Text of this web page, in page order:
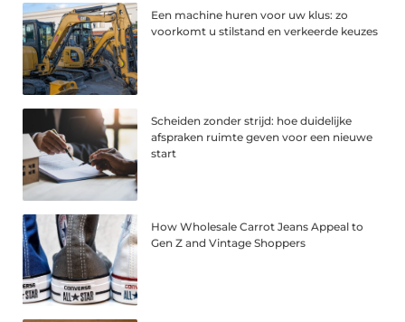
Een machine huren voor uw klus: zo
voorkomt u stilstand en verkeerde keuzes
Scheiden zonder strijd: hoe duidelijke
afspraken ruimte geven voor een nieuwe
start
How Wholesale Carrot Jeans Appeal to
Gen Z and Vintage Shoppers